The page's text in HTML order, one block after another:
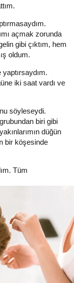
açmak zorunda
gibi çıktım, hem
oldum.
iki saat vardı ve
söyleseydi.
biri gibi
düğün
bir köşesinde
Tüm